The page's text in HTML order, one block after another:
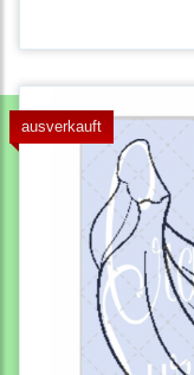
ausverkauft